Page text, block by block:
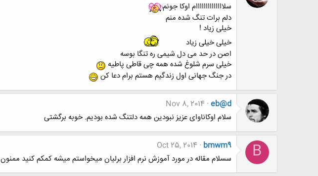
سلاااااااااااااام اوکا جونم
دلم برات تنگ شده منم
خیلی زیاد !
خیلی خیلی زیاد
اصن در حد می دل شیمی ره تنگا بوسه
خیلی سرم شلوغ شده همه چی قاطی پاطیه
در جنگ جهانی اول زندگیم هستم برام دعا کن
eb@d
Nov 8, 2014
سلام اوکاناوای عزیز نبودین همه دلتنگ شده بودیم. خوبه برگشتی
B
bmwm9
Oct 25, 2014
سسلام مقاله در مورد آموزش نرم افزار برلیان میخواستم میشه کمکم کنید ممنون